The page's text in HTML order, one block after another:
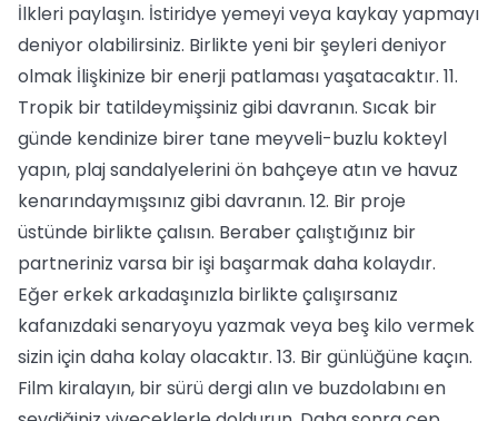
İlkleri paylaşın. İstiridye yemeyi veya kaykay yapmayı
deniyor olabilirsiniz. Birlikte yeni bir şeyleri deniyor
olmak İlişkinize bir enerji patlaması yaşatacaktır. 11.
Tropik bir tatildeymişsiniz gibi davranın. Sıcak bir
günde kendinize birer tane meyveli-buzlu kokteyl
yapın, plaj sandalyelerini ön bahçeye atın ve havuz
kenarındaymışsınız gibi davranın. 12. Bir proje
üstünde birlikte çalısın. Beraber çalıştığınız bir
partneriniz varsa bir işi başarmak daha kolaydır.
Eğer erkek arkadaşınızla birlikte çalışırsanız
kafanızdaki senaryoyu yazmak veya beş kilo vermek
sizin için daha kolay olacaktır. 13. Bir günlüğüne kaçın.
Film kiralayın, bir sürü dergi alın ve buzdolabını en